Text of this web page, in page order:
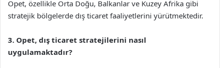
Opet, özellikle Orta Doğu, Balkanlar ve Kuzey Afrika gibi
stratejik bölgelerde dış ticaret faaliyetlerini yürütmektedir.
3. Opet, dış ticaret stratejilerini nasıl
uygulamaktadır?